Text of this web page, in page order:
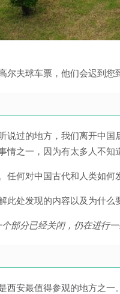
尔夫球车票，他们会迟到您
说过的地方，我们离开中
情之一，因为有太多人不知
任何对中国古代和人类如
此处发现的内容以及为什
部分已经关闭，仍在进行
西安最值得参观的地方之一